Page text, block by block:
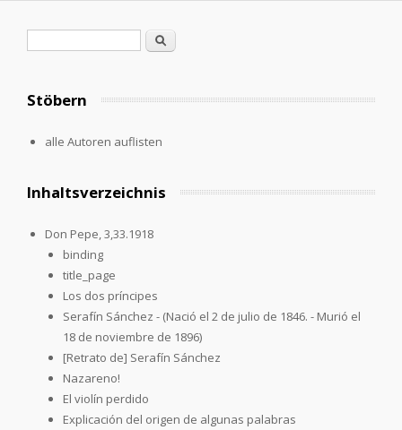
Search
Stöbern
alle Autoren auflisten
Inhaltsverzeichnis
Don Pepe, 3,33.1918
binding
title_page
Los dos príncipes
Serafín Sánchez - (Nació el 2 de julio de 1846. - Murió el
18 de noviembre de 1896)
[Retrato de] Serafín Sánchez
Nazareno!
El violín perdido
Explicación del origen de algunas palabras